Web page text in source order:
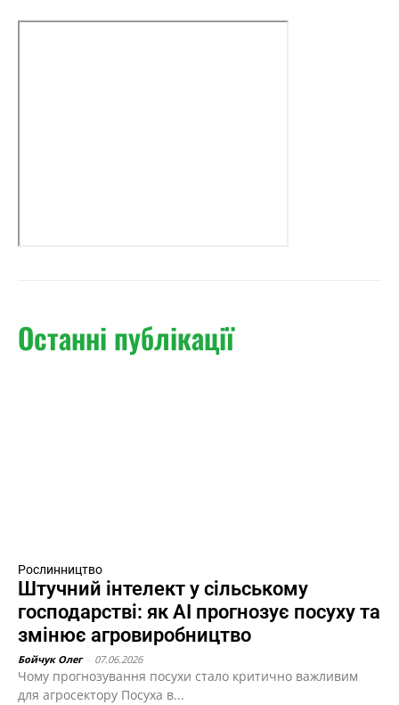
Останні публікації
Рослинництво
Штучний інтелект у сільському
господарстві: як AI прогнозує посуху та
змінює агровиробництво
Бойчук Олег 07.06.2026
Чому прогнозування посухи стало критично важливим
для агросектору Посуха в...